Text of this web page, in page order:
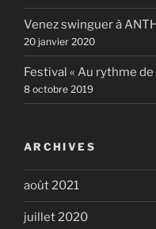
Venez swinguer à
20 janvier 2020
Festival « Au rythme
8 octobre 2019
ARCHIVES
août 2021
juillet 2020